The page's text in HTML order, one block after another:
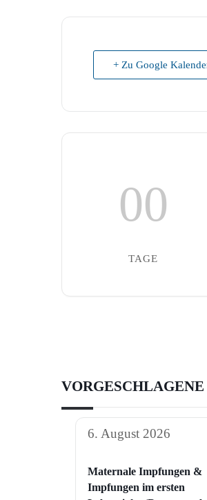
+ Zu Google
00
TAGE
6. August 2026
Maternale Impfungen &
Impfungen im ersten